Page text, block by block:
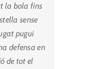
la bola fins
sense
pugui
defensa en
de tot el